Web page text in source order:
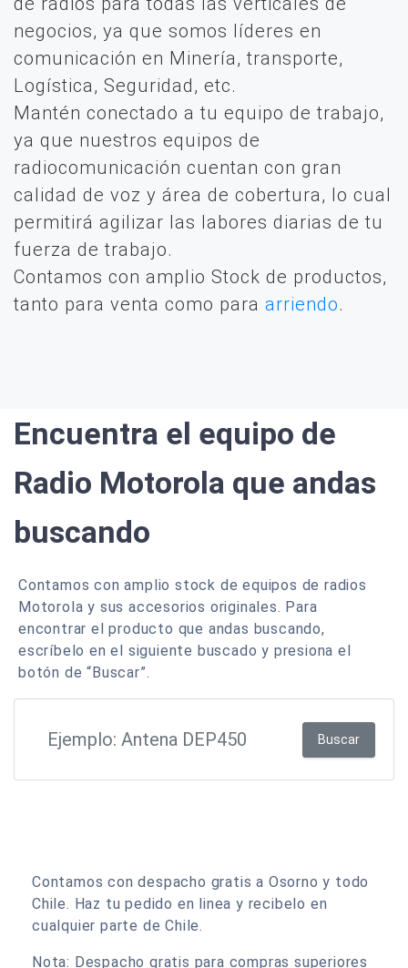
negocios, ya que somos líderes en
comunicación en Minería, transporte,
Logística, Seguridad, etc.
Mantén conectado a tu equipo de trabajo,
ya que nuestros equipos de
radiocomunicación cuentan con gran
calidad de voz y área de cobertura, lo cual
permitirá agilizar las labores diarias de tu
fuerza de trabajo.
Contamos con amplio Stock de productos,
tanto para venta como para arriendo.
Encuentra el equipo de
Radio Motorola que andas
buscando
Contamos con amplio stock de equipos de radios
Motorola y sus accesorios originales. Para
encontrar el producto que andas buscando,
escríbelo en el siguiente buscado y presiona el
botón de “Buscar”.
Buscar
Contamos con despacho gratis a Osorno y todo
Chile. Haz tu pedido en linea y recibelo en
cualquier parte de Chile.
Nota: Despacho gratis para compras superiores